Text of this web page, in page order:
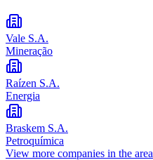
Vale S.A.
Mineração
Raízen S.A.
Energia
Braskem S.A.
Petroquímica
View more companies in the area